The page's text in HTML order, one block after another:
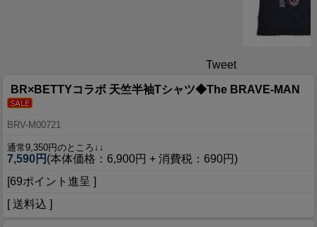
Tweet
BR×BETTYコラボ 天竺半袖Tシャツ◆The BRAVE-MAN
BRV-M00721
通常9,350円のところ↓↓
7,590円 (本体価格：6,900円 + 消費税：690円)
[69ポイント進呈 ]
[ 送料込 ]